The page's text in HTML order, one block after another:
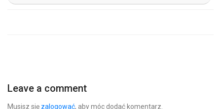
Leave a comment
Musisz się zalogować, aby móc dodać komentarz.